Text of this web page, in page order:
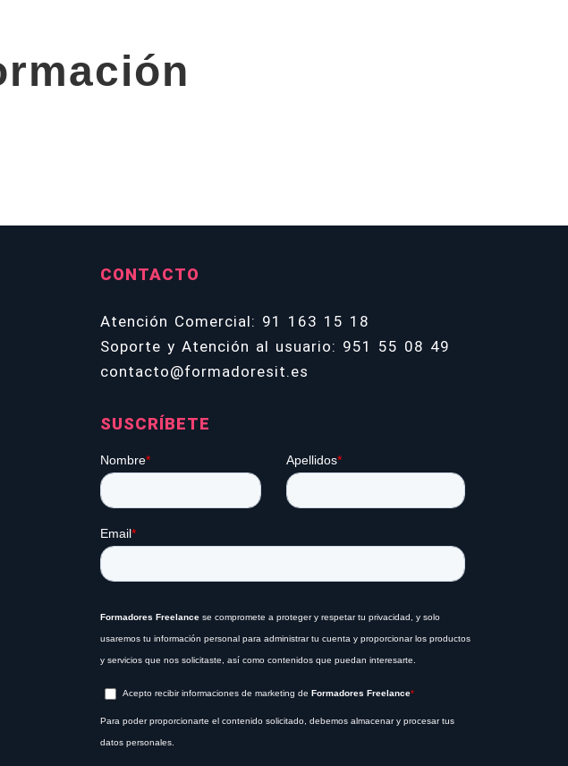
CONTACTO
Atención Comercial: 91 163 15 18
Soporte y Atención al usuario: 951 55 08 49
contacto@formadoresit.es
SUSCRÍBETE